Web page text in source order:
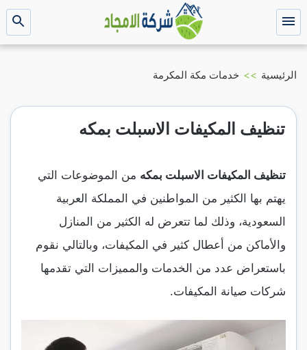
التجاوز
إلى القائمة
بحث
عن
الرئيسية >> خدمات مكة المكرمة
تنظيف المكيفات الاسبلت بمكه
تنظيف المكيفات الاسبلت بمكه من الموضوعات التي
يهتم بها الكثير من المواطنين في المملكة العربية
السعودية، وذلك لما تتعرض له الكثير من المنازل
والأماكن من أعطال كثير في المكيفات، وبالتالي نقوم
باستعراض عدد من الخدمات والمميزات التي تقدمها
شركات صيانة المكيفات.